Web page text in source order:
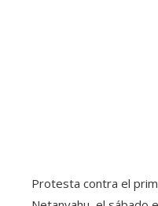
Protesta contra el